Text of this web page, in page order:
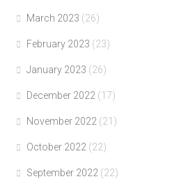
March 2023 (26)
February 2023 (23)
January 2023 (26)
December 2022 (17)
November 2022 (21)
October 2022 (22)
September 2022 (22)